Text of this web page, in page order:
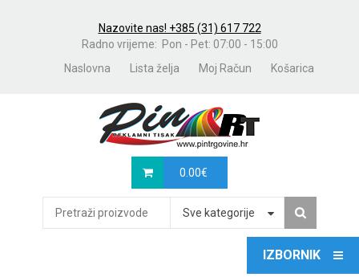
Nazovite nas! +385 (31) 617 722
Radno vrijeme: Pon - Pet: 07:00 - 15:00
Naslovna
Lista želja Moj Račun Košarica
0.00€
Sve kategorije